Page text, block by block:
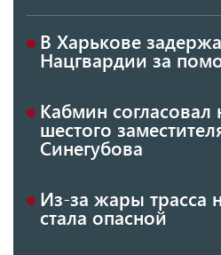
В Харькове
Нацгвардии за
Кабмин согласовал
шестого
Синегубова
Из-за жары трасса
стала опасной